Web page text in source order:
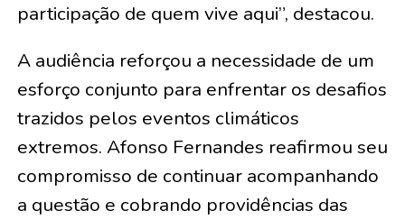
participação de quem vive aqui”, destacou.
A audiência reforçou a necessidade de um
esforço conjunto para enfrentar os desafios
trazidos pelos eventos climáticos
extremos. Afonso Fernandes reafirmou seu
compromisso de continuar acompanhando
a questão e cobrando providências das